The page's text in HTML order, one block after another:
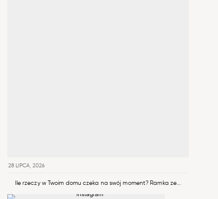
28 LIPCA, 2026
Ile rzeczy w Twoim domu czeka na swój moment? Ramka ze...